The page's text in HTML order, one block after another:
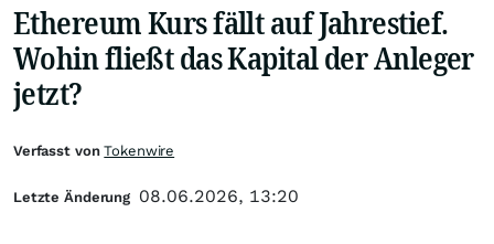
Ethereum Kurs fällt auf Jahrestief.
Wohin fließt das Kapital der Anleger
jetzt?
Verfasst vonTokenwire
Letzte Änderung 08.06.2026, 13:20